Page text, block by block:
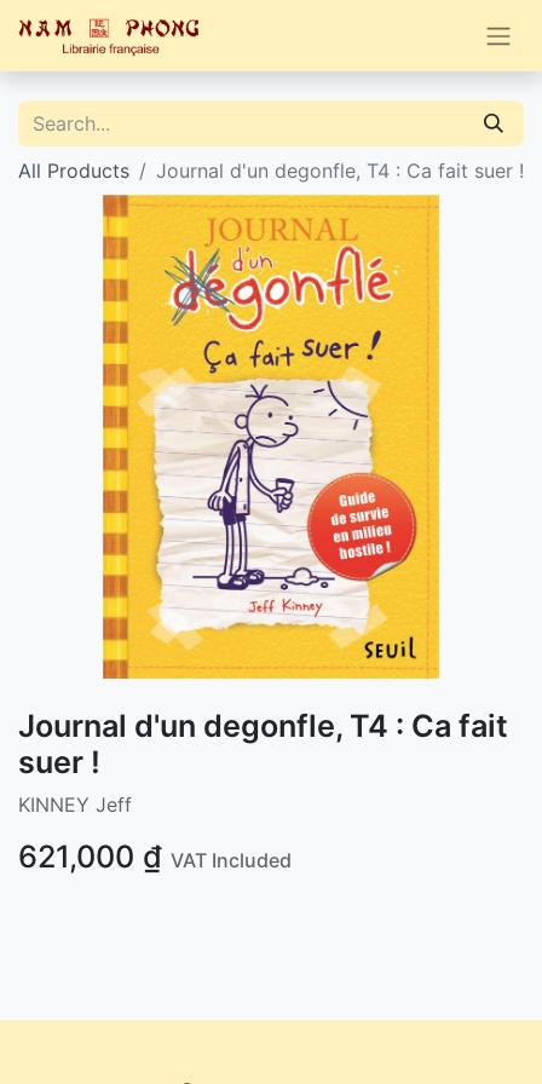
All Products Journal d'un degonfle, T4 : Ca fait suer !
Journal d'un degonfle, T4 : Ca fait
suer !
KINNEY Jeff
621,000 ₫ VAT Included